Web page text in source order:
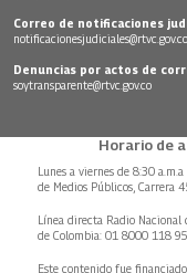
Correo de notificaciones
notificacionesjudiciales@rtvc.gov.co
Denuncias por actos de
soytransparente@rtvc.gov.co
Horario de
Lunes a viernes de 8:30
de Medios Públicos, Carrera
Línea directa Radio Nacional
de Colombia: 01 8000 118
Este contenido fue